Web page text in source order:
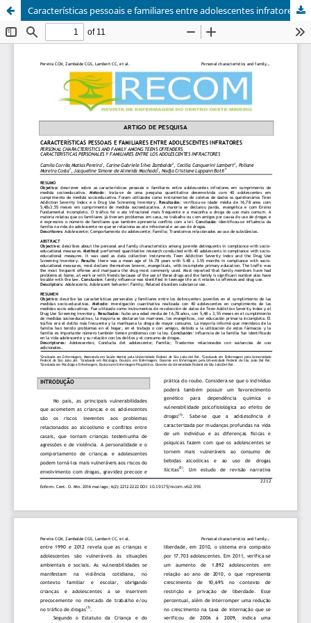
Características pessoais e familiares entre adolescentes infratores